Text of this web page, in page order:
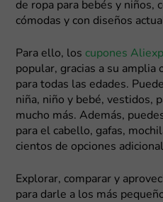
de ropa para bebés y niños,
cómodas y con diseños
Para ello, los cupones
popular, gracias a su amplia
para todas las edades.
niña, niño y bebé, vestidos,
mucho más. Además,
para el cabello, gafas,
cientos de opciones
Explorar, comparar y
para darle a los más